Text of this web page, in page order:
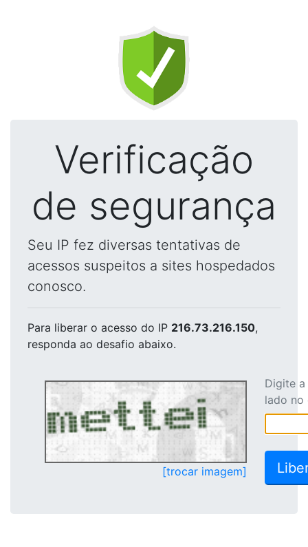
Verificação
de segurança
Seu IP fez diversas tentativas de
acessos suspeitos a sites hospedados
conosco.
Para liberar o acesso do IP 216.73.216.150,
responda ao desafio abaixo.
[trocar imagem]
Digite
lado no